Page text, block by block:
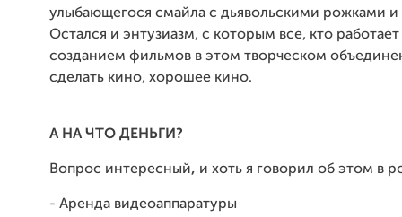
улыбающегося смайла с дьявольскими рожками и
Остался и энтузиазм, с которым все, кто
созданием фильмов в этом творческом
сделать кино, хорошее кино.
А НА ЧТО ДЕНЬГИ?
Вопрос интересный, и хоть я говорил об этом в
- Аренда видеоаппаратуры